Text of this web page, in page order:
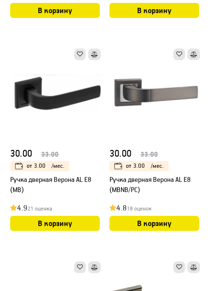
В корзину В корзину
30.00 33.00
от 3.00 /мес.
Ручка дверная Верона AL E8
(MB)
4.921 оценка
В корзину
30.00 33.00
от 3.00 /мес.
Ручка дверная Верона AL E8
(MBNB/PC)
4.818 оценок
В корзину